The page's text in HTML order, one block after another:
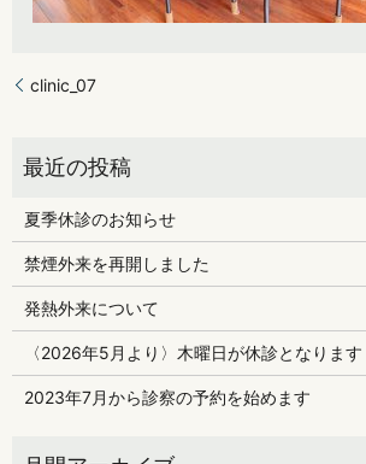
clinic_07
夏季休診のお知らせ
禁煙外来を再開しました
発熱外来について
〈2026年5月より〉木曜日が休診となります
2023年7月から診察の予約を始めます